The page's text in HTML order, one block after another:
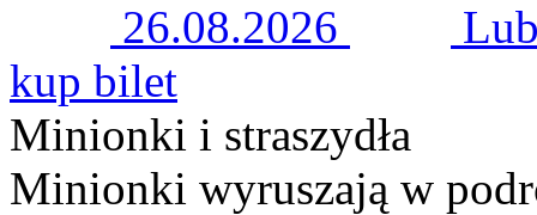
26.08.2026
kup bilet
Minionki i straszydła
Minionki wyruszają w